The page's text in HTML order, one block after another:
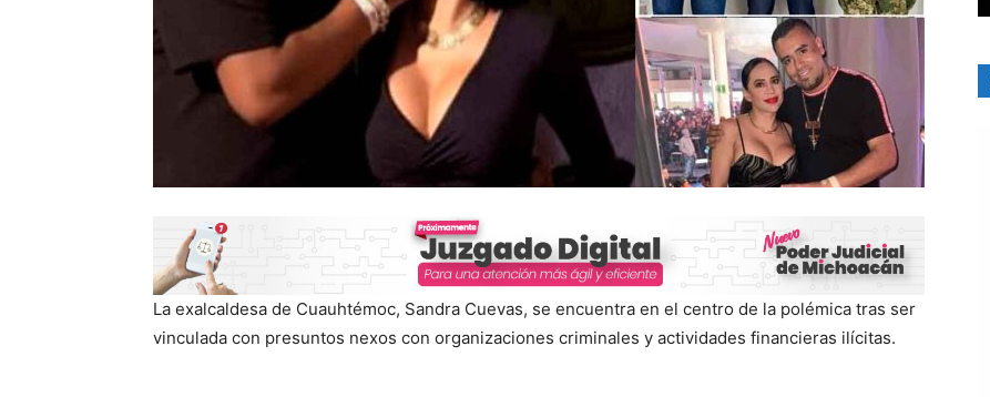
La exalcaldesa de Cuauhtémoc, Sandra Cuevas, se encuentra en el centro de la polémica tras ser
vinculada con presuntos nexos con organizaciones criminales y actividades financieras ilícitas.